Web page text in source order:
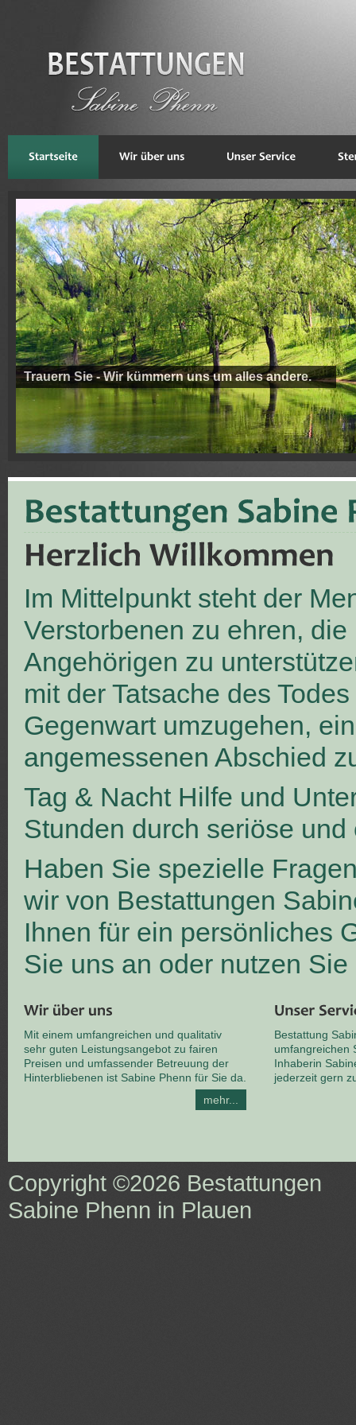
Trauern Sie - Wir kümmern uns um alles andere.
Im Mittelpunkt steht der
Verstorbenen zu ehren, die
Angehörigen zu
mit der Tatsache des
Gegenwart umzugehen,
angemessenen Abschied
Tag & Nacht Hilfe und
Stunden durch seriöse
Haben Sie spezielle
wir von Bestattungen
Ihnen für ein persönliches
Sie uns an oder nutzen
Mit einem umfangreichen und qualitativ
sehr guten Leistungsangebot zu fairen
Preisen und umfassender Betreuung der
Hinterbliebenen ist Sabine Phenn für Sie da.
mehr...
Bestattung
umfangreichen
Inhaberin
jederzeit gern
Copyright ©2026 Bestattungen
Sabine Phenn in Plauen